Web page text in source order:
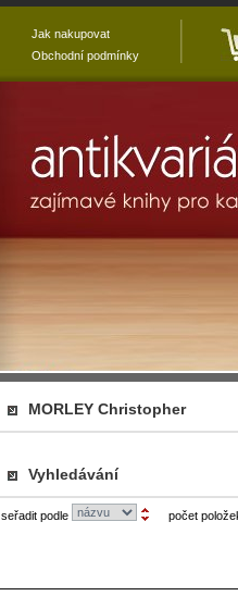
MORLEY Christopher
Vyhledávání
seřadit podle počet
Jak nakupovat
Obchodní podmínky